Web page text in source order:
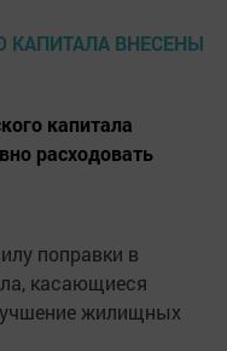
капитала
расходовать
поправки в
касающиеся
жилищных